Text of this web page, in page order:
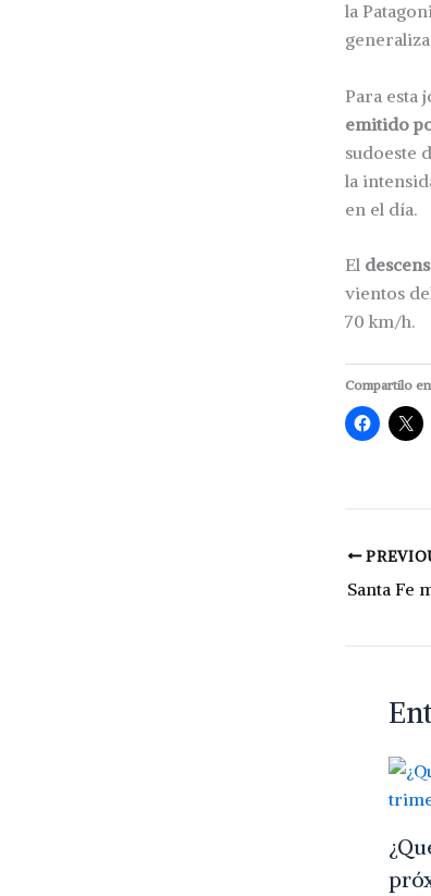
la
Para esta
emitido
sudoeste
la
en el día.
El
vientos
70 km/h.
Compartilo